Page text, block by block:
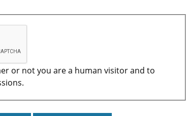
or not you are a human visitor and to